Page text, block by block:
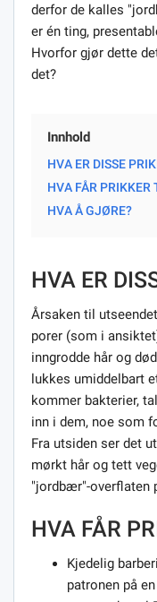
derfor de kalles
er én ting,
Hvorfor gjør dette
det?
Innhold
HVA ER DISSE
HVA FÅR PRIKKER
HVA Å GJØRE?
HVA ER
Årsaken til
porer (som i
inngrodde hår og
lukkes umiddelbart
kommer bakterier,
inn i dem, noe som
Fra utsiden ser det
mørkt hår og tett
"jordbær"-overflaten
HVA FÅR
Kjedelig
patronen på